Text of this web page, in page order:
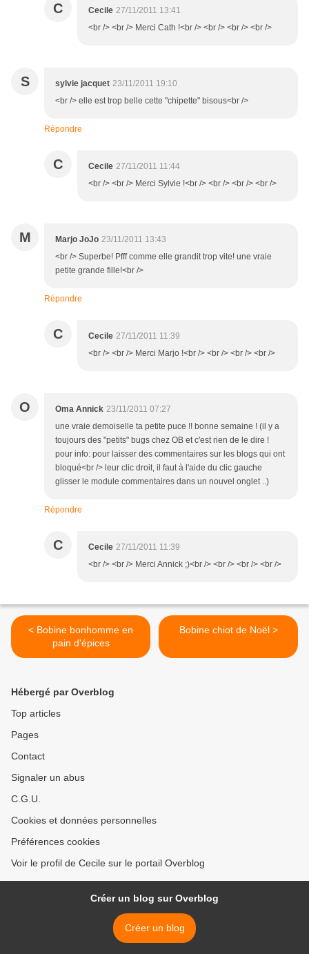
C Cecile 27/11/2011 13:41
<br /> <br /> Merci Cath !<br /> <br /> <br /> <br />
S sylvie jacquet 23/11/2011 19:10
<br /> elle est trop belle cette "chipette" bisous<br />
Répondre
C Cecile 27/11/2011 11:44
<br /> <br /> Merci Sylvie !<br /> <br /> <br /> <br />
M Marjo JoJo 23/11/2011 13:43
<br /> Superbe! Pfff comme elle grandit trop vite! une vraie
petite grande fille!<br />
Répondre
C Cecile 27/11/2011 11:39
<br /> <br /> Merci Marjo !<br /> <br /> <br /> <br />
O Oma Annick 23/11/2011 07:27
une vraie demoiselle ta petite puce !! bonne semaine ! (il y a
toujours des "petits" bugs chez OB et c'est rien de le dire !
pour info: pour laisser des commentaires sur les blogs qui ont
bloqué<br /> leur clic droit, il faut à l'aide du clic gauche
glisser le module commentaires dans un nouvel onglet ..)
Répondre
C Cecile 27/11/2011 11:39
<br /> <br /> Merci Annick ;)<br /> <br /> <br /> <br />
< Bobine bonhomme en
pain d'épices
Bobine chiot de Noël >
Hébergé par Overblog
Top articles
Pages
Contact
Signaler un abus
C.G.U.
Cookies et données personnelles
Préférences cookies
Voir le profil de Cecile sur le portail Overblog
Créer un blog sur Overblog
Créer un blog